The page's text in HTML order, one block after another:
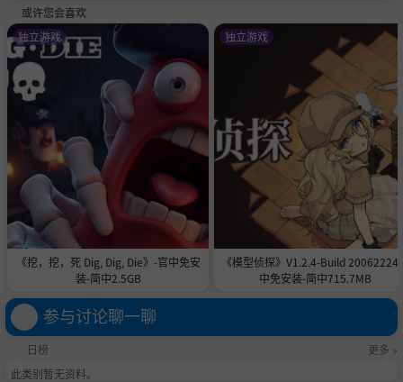
或许您会喜欢
《挖，挖，死 Dig, Dig, Die》-官中免安
装-简中2.5GB
独立游戏
《模型侦探》V1.2.4-Build 20062224
中免安装-简中715.7MB
独立游戏
参与讨论聊一聊
日榜
更多 »
此类别暂无资料。